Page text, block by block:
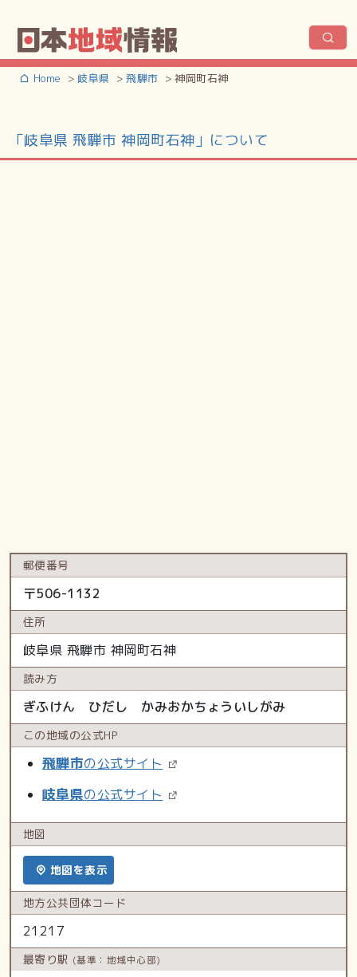
Home 岐阜県 飛騨市 神岡町石神
「岐阜県 飛騨市 神岡町石神」について
郵便番号
〒506-1132
住所
岐阜県 飛騨市 神岡町石神
読み方
ぎふけん ひだし かみおかちょういしがみ
この地域の公式HP
飛騨市の公式サイト
岐阜県の公式サイト
地図
地図を表示
地方公共団体コード
21217
最寄り駅 (基準：地域中心部)